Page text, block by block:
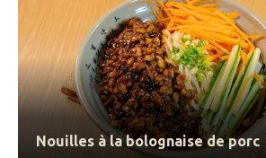
Nouilles à la bolognaise de porc